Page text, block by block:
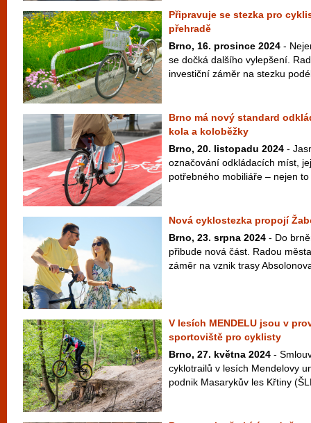
Připravuje se stezka pro
přehradě
Brno, 16. prosince 2024 -
se dočká dalšího vylepšení.
investiční záměr na stezku
Brno má nový standard
kola a koloběžky
Brno, 20. listopadu 2024 -
označování odkládacích míst,
potřebného mobiliáře – nejen
Nová cyklostezka propojí
Brno, 23. srpna 2024 - Do
přibude nová část. Radou
záměr na vznik trasy
V lesích MENDELU jsou v
sportoviště pro cyklisty
Brno, 27. května 2024 -
cyklotrailů v lesích Mendelovy
podnik Masarykův les Křtiny